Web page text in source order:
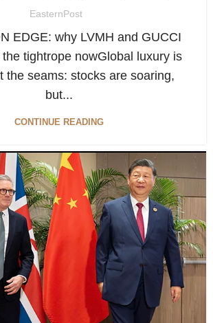
EasternPost
EDGE: why LVMH and GUCCI
tightrope nowGlobal luxury is
the seams: stocks are soaring,
but...
CONTINUE READING